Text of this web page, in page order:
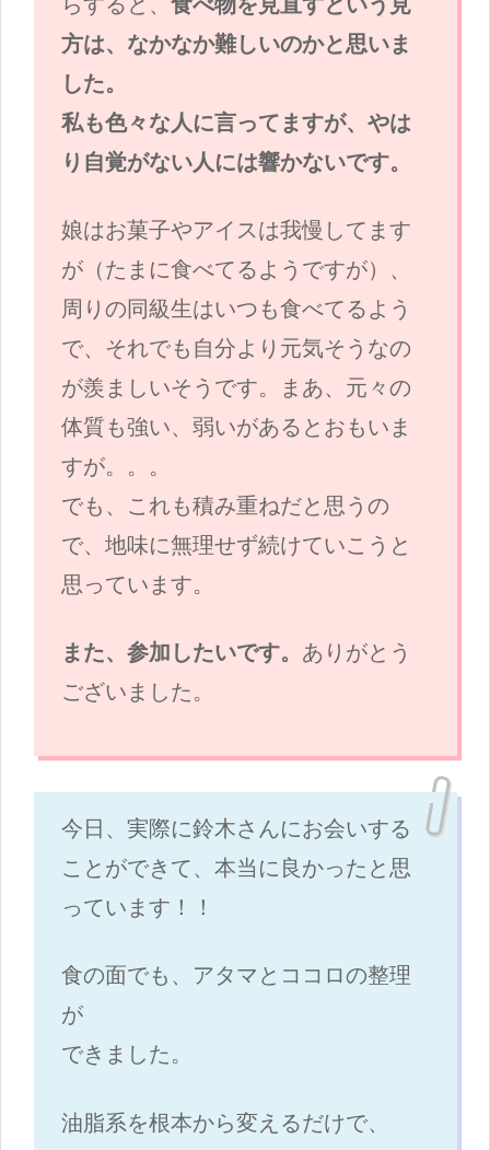
方は、なかなか難しいのかと思いま
した。
私も色々な人に言ってますが、やは
り自覚がない人には響かないです。
娘はお菓子やアイスは我慢してます
が（たまに食べてるようですが）、
周りの同級生はいつも食べてるよう
で、それでも自分より元気そうなの
が羨ましいそうです。まあ、元々の
体質も強い、弱いがあるとおもいま
すが。。。
でも、これも積み重ねだと思うの
で、地味に無理せず続けていこうと
思っています。
また、参加したいです。 ありがとう
ございました。
今日、実際に鈴木さんにお会いする
ことができて、本当に良かったと思
っています！！
食の面でも、アタマとココロの整理
が
できました。
油脂系を根本から変えるだけで、